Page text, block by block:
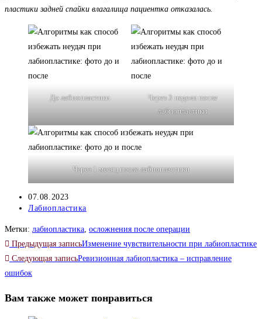
пластики задней спайки влагалища пациентка отказалась.
До лабиопластики
Через 3 недели после
лабиопластики
Через 1 месяц после лабиопластики
Запись
опубликована:
07.08.2023
Рубрика
Лабиопластика
Метки: лабиопластика, осложнения после операции
Читать
далее
статьи
Предыдущая записьИзменение чувствительности при лабиопластике
Следующая записьРевизионная лабиопластика – исправление
ошибок
Вам также может понравиться